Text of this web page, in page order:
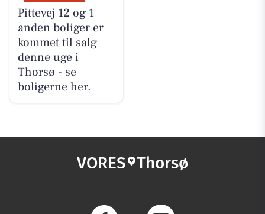
Pittevej 12 og 1
anden boliger er
kommet til salg
denne uge i
Thorsø - se
boligerne her.
VORES Thorsø